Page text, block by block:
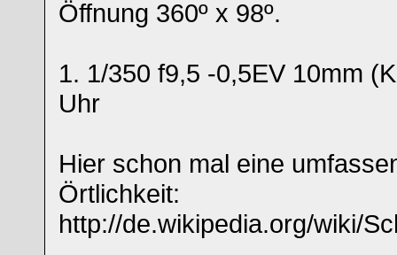
Öffnung 360º x 98º.
1. 1/350 f9,5 -0,5EV 10mm
Uhr
Hier schon mal eine
Örtlichkeit:
http://de.wikipedia.org/wiki/